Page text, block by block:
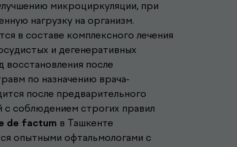
микроциркуляции, при
нагрузку на организм.
в составе комплексного лечения
и дегенеративных
восстановления после
по назначению врача-
после предварительного
с соблюдением строгих правил
de factum в Ташкенте
опытными офтальмологами с